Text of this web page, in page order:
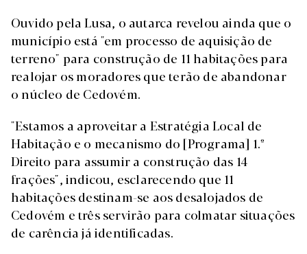
Ouvido pela Lusa, o autarca revelou ainda que o
município está "em processo de aquisição de
terreno" para construção de 11 habitações para
realojar os moradores que terão de abandonar
o núcleo de Cedovém.
"Estamos a aproveitar a Estratégia Local de
Habitação e o mecanismo do [Programa] 1.º
Direito para assumir a construção das 14
frações", indicou, esclarecendo que 11
habitações destinam-se aos desalojados de
Cedovém e três servirão para colmatar situações
de carência já identificadas.